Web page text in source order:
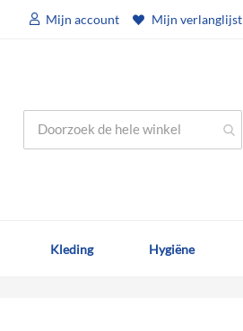
Mijn account Mijn verlanglijst
Kleding Hygiëne